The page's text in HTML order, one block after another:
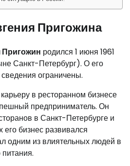
Пригожина
Пригожин родился 1 июня 1961
Санкт-Петербург). О его
ограничены.
в ресторанном бизнесе
предприниматель. Он
в Санкт-Петербурге и
бизнес развивался
одним из влиятельных людей в